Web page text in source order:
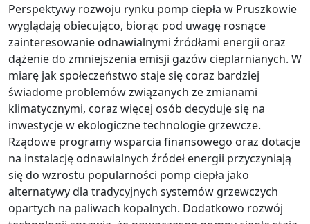
Perspektywy rozwoju rynku pomp ciepła w Pruszkowie
wyglądają obiecująco, biorąc pod uwagę rosnące
zainteresowanie odnawialnymi źródłami energii oraz
dążenie do zmniejszenia emisji gazów cieplarnianych. W
miarę jak społeczeństwo staje się coraz bardziej
świadome problemów związanych ze zmianami
klimatycznymi, coraz więcej osób decyduje się na
inwestycje w ekologiczne technologie grzewcze.
Rządowe programy wsparcia finansowego oraz dotacje
na instalację odnawialnych źródeł energii przyczyniają
się do wzrostu popularności pomp ciepła jako
alternatywy dla tradycyjnych systemów grzewczych
opartych na paliwach kopalnych. Dodatkowo rozwój